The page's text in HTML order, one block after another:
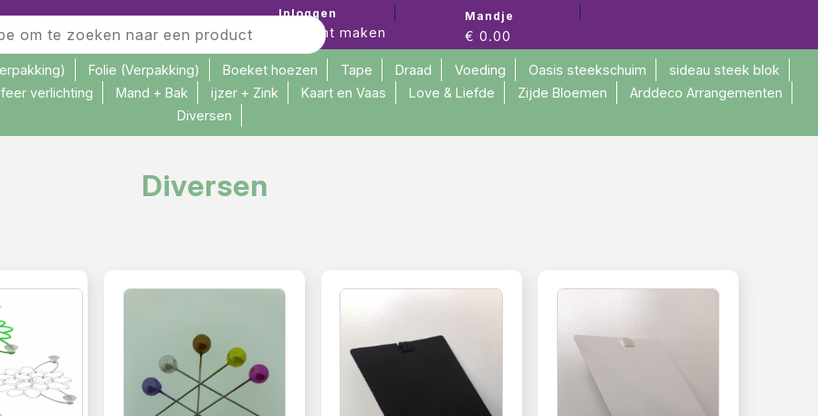
Inloggen
Account maken
Mandje
€ 0.00
Folie (Verpakking) Boeket hoezen Tape Draad Voeding Oasis steekschuim
sideau steek blok
verlichting Mand + Bak ijzer + Zink Kaart en Vaas Love & Liefde Zijde Bloemen
Arddeco Arrangementen
Diversen
Diversen